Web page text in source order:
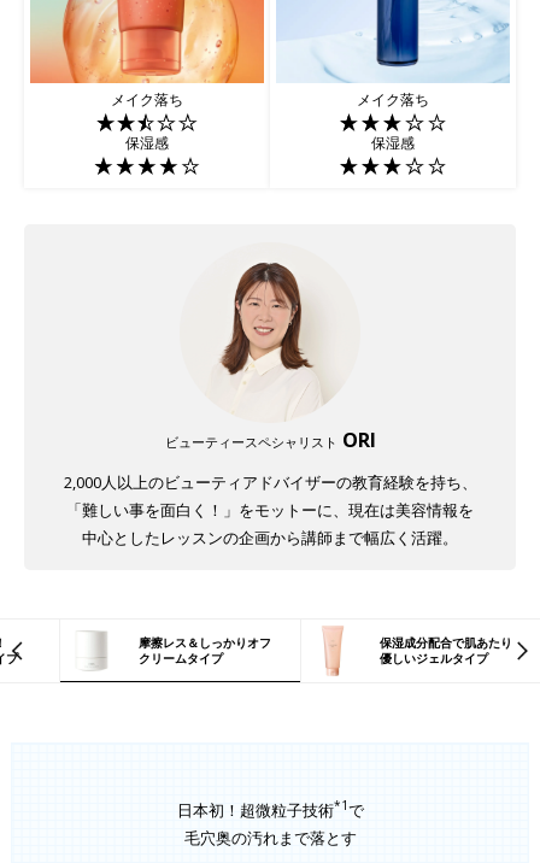
メイク落ち
保湿感
メイク落ち
保湿感
ビューティースペシャリスト ORI
2,000人以上のビューティアドバイザーの教育経験を持ち、
「難しい事を面白く！」をモットーに、現在は美容情報を
中心としたレッスンの企画から講師まで幅広く活躍。
プ
摩擦レス＆しっかりオフ
クリームタイプ
保湿成分配合で肌あたり
優しいジェルタイプ
日本初！超微粒子技術*1で
毛穴奥の汚れまで落とす